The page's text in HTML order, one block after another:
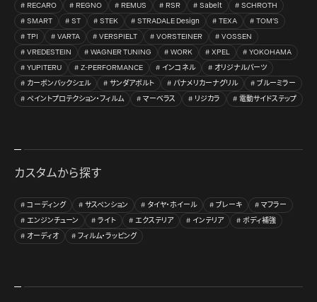
RECARO
REGNO REMUS RSR Sabelt
SCHROTH
SMART
ST STEK STRADALE Design TEXA
TOM’S
TPI
VARTA VERSPIELT VORSTEINER
VOSSEN
VREDESTEIN
WAGNER TUNING WORK XPEL
YOKOHAMA
YUPITERU
Z-PERFORMANCE インコネル
オリジナルパーツ
カーボンバックシェル
サンダアボルト パナメリカーナグリル
ブルーミラー
ペイントプロテクション・フィルム
マーベラス リジカラ 電動サイドステップ
カスタムから探す
コーディング サスペンション タイヤ・ホイール ブレーキ
マフラー
エンジンチューン
ライト エクステリア インテリア
ボディ補強
オーディオ
フィルム・ラッピング